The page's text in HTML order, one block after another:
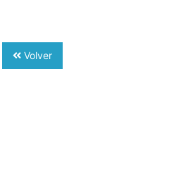
Volver